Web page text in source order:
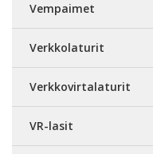
Vempaimet
Verkkolaturit
Verkkovirtalaturit
VR-lasit